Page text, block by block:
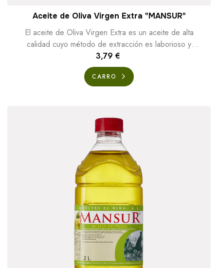
Aceite de Oliva Virgen Extra "MANSUR"
El aceite de Oliva Virgen Extra es un aceite de alta
calidad cuyo método de extracción es laborioso y
metódico y en el que no se utilizan...
3,79 €
CARRO